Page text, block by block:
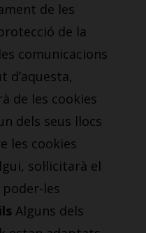
de les
de la
comunicacions
d’aquesta,
de les cookies
dels seus llocs
les cookies
sol·licitarà el
les
Alguns dels